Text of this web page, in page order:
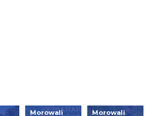
Morowali
Morowali